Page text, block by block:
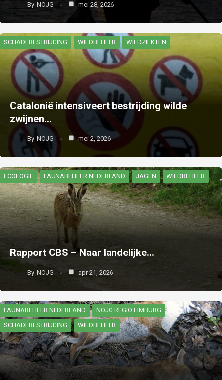
By NOJG mei 28, 2026
SCHADEBESTRIJDING WILDBEHEER WILDZIEKTEN
Catalonië intensiveert bestrijding wilde
zwijnen…
By NOJG mei 2, 2026
ECOLOGIE FAUNABEHEER NEDERLAND JAGEN WILDBEHEER
Rapport CBS – Naar landelijke…
By NOJG apr 21, 2026
FAUNABEHEER NEDERLAND NOJG REGIO LIMBURG
SCHADEBESTRIJDING WILDBEHEER